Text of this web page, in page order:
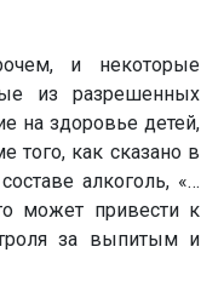
и некоторые
из разрешенных
на здоровье детей,
того, как сказано в
алкоголь, «…
может привести к
за выпитым и